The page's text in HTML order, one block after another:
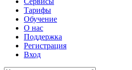
Тарифы
Обучение
О нас
Поддержка
Регистрация
Вход